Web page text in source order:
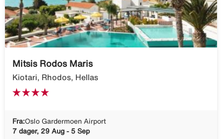
Mitsis Rodos Maris
Kiotari, Rhodos, Hellas
Fra:Oslo Gardermoen Airport
7 dager, 29 Aug - 5 Sep